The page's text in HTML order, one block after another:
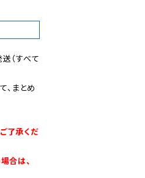
（すべて
、まとめ
了承くだ
合は、